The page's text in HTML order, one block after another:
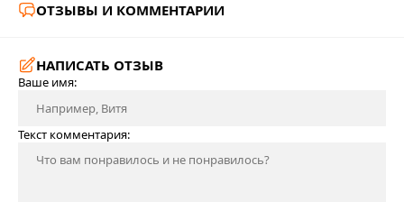
ОТЗЫВЫ И КОММЕНТАРИИ
НАПИСАТЬ ОТЗЫВ
Ваше имя:
Текст комментария: